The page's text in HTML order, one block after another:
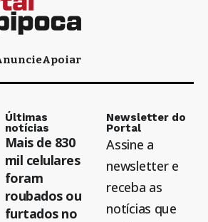
Apoiar
Últimas
notícias
Mais de 830
mil celulares
foram
roubados ou
furtados no
Newsletter do
Portal
Assine a
newsletter e
receba as
notícias que